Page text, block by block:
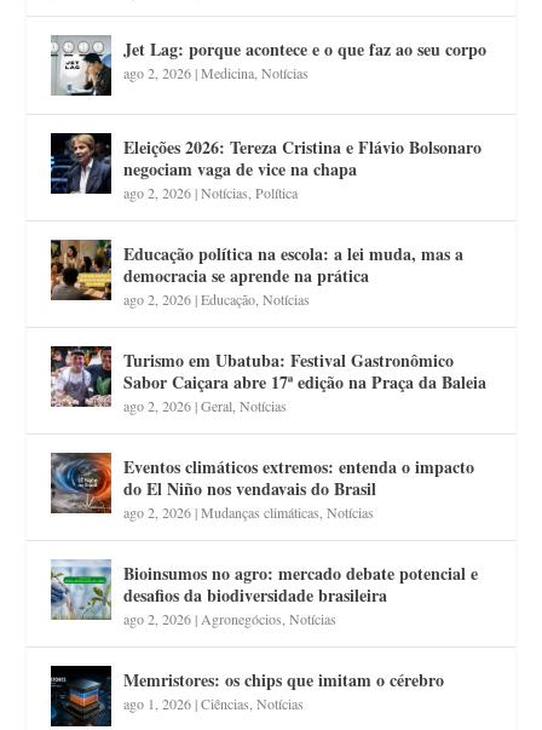
Jet Lag: porque acontece e o que faz ao seu corpo
ago 2, 2026|Medicina ,Notícias
Eleições 2026: Tereza Cristina e Flávio Bolsonaro
negociam vaga de vice na chapa
ago 2, 2026|Notícias ,Política
Educação política na escola: a lei muda, mas a
democracia se aprende na prática
ago 2, 2026|Educação ,Notícias
Turismo em Ubatuba: Festival Gastronômico
Sabor Caiçara abre 17ª edição na Praça da Baleia
ago 2, 2026|Geral ,Notícias
Eventos climáticos extremos: entenda o impacto
do El Niño nos vendavais do Brasil
ago 2, 2026|Mudanças climáticas ,Notícias
Bioinsumos no agro: mercado debate potencial e
desafios da biodiversidade brasileira
ago 2, 2026| Agronegócios ,Notícias
Memristores: os chips que imitam o cérebro
ago 1, 2026|Ciências ,Notícias